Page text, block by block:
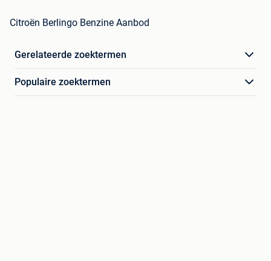
Citroën Berlingo Benzine Aanbod
Gerelateerde zoektermen
Populaire zoektermen